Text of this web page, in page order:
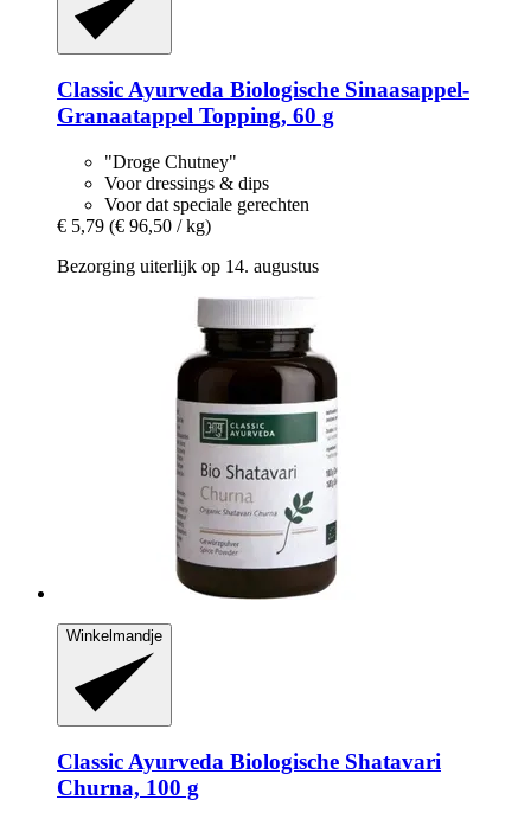
Classic Ayurveda Biologische Sinaasappel-​
Granaatappel Topping, 60 g
"Droge Chutney"
Voor dressings & dips
Voor dat speciale gerechten
€ 5,79 (€ 96,50 / kg)
Bezorging uiterlijk op 14. augustus
Winkelmandje
Classic Ayurveda Biologische Shatavari
Churna, 100 g